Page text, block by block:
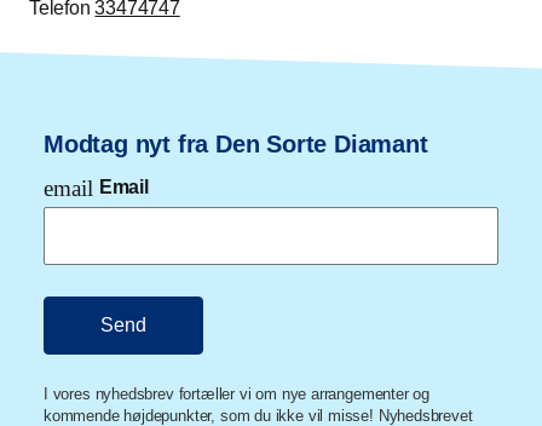
Telefon33474747
Modtag nyt fra Den Sorte Diamant
email Email
I vores nyhedsbrev fortæller vi om nye arrangementer og
kommende højdepunkter, som du ikke vil misse! Nyhedsbrevet